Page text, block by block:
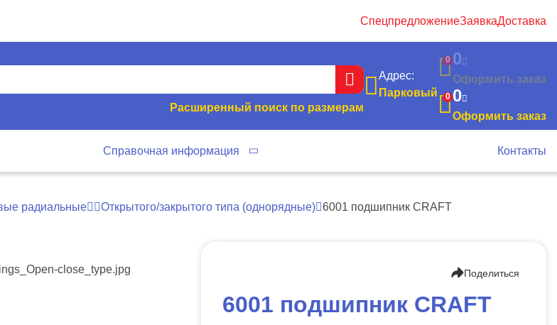
СпецпредложениеЗаявкаДоставка
Расширенный поиск по размерам
Адрес:
Парковый
0 0
Оформить заказ
0 0
Оформить заказ
Справочная информация Контакты
радиальные Открытого/закрытого типа (однорядные) 6001 подшипник CRAFT
Поделиться
6001 подшипник CRAFT